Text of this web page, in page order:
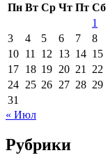
Пн Вт Ср Чт Пт Сб
1
3
4 5 6 7 8
10 11 12 13 14 15
17 18 19 20 21 22
24 25 26 27 28 29
31
« Июл
Рубрики